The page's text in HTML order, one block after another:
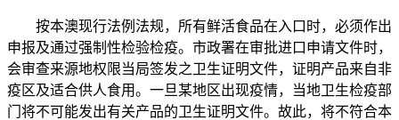
按本澳现行法例法规，所有鲜活食品在入口时，必须作出
申报及通过强制性检验检疫。市政署在审批进口申请文件时，
会审查来源地权限当局签发之卫生证明文件，证明产品来自非
疫区及适合供人食用。一旦某地区出现疫情，当地卫生检疫部
门将不可能发出有关产品的卫生证明文件。故此，将不符合本